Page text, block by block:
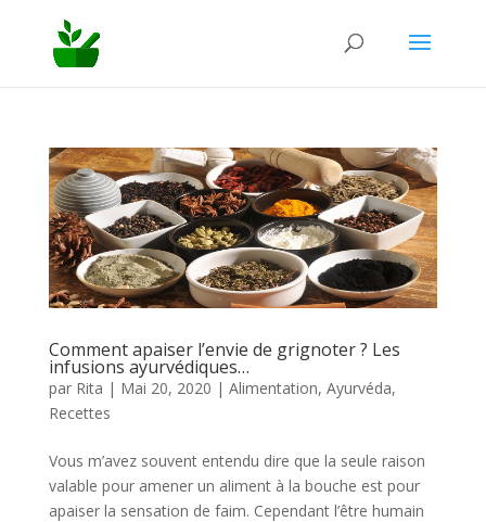
Comment apaiser l’envie de grignoter ? Les
infusions ayurvédiques…
par Rita | Mai 20, 2020 | Alimentation, Ayurvéda,
Recettes
Vous m’avez souvent entendu dire que la seule raison
valable pour amener un aliment à la bouche est pour
apaiser la sensation de faim. Cependant l’être humain